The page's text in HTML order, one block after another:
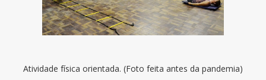
Atividade física orientada. (Foto feita antes da pandemia)